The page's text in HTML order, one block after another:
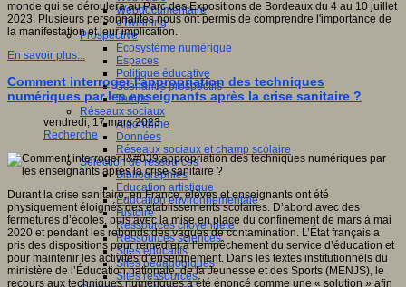
Webdocumentaire
eTwinning
Prospective
Ecosystème numérique
Espaces
Politique éducative
Scénarios prospectifs
Temps
Réseaux sociaux
Algorithme
Données
Réseaux sociaux et champ scolaire
Sélection de ressources
Bibliographies
Education artistique
Education environnementale
Histoire
Ressources citoyenneté
Ressources sciences
Sites éducatifs
Sites pédagogiques
Sites ressources
monde qui se déroulera au Parc des Expositions de Bordeaux du 4 au 10 juillet
2023. Plusieurs personnalités nous ont permis de comprendre l'importance de
la manifestation et leur implication.
En savoir plus...
Comment interroger l'appropriation des techniques
numériques par les enseignants après la crise sanitaire ?
vendredi, 17 mars 2023
Recherche
Durant la crise sanitaire, en France, élèves et enseignants ont été
physiquement éloignés des établissements scolaires. D’abord avec des
fermetures d’écoles, puis avec la mise en place du confinement de mars à mai
2020 et pendant les rebonds des vagues de contamination. L’État français a
pris des dispositions pour remédier à l’empêchement du service d’éducation et
pour maintenir les activités d’enseignement. Dans les textes institutionnels du
ministère de l’Éducation nationale, de la Jeunesse et des Sports (MENJS), le
recours aux techniques numériques a été énoncé comme une « solution » afin